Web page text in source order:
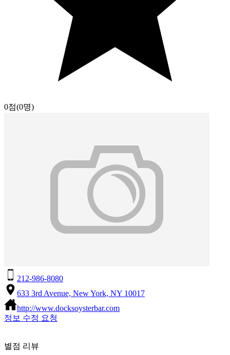
0점(0명)
212-986-8080
633 3rd Avenue, New York, NY 10017
http://www.docksoysterbar.com
정보 수정 요청
별점 리뷰